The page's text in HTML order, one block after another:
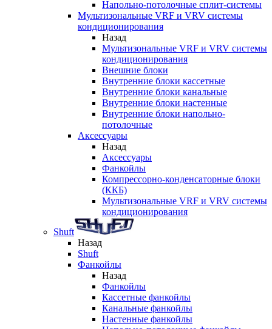
Напольно-потолочные сплит-системы
Мультизональные VRF и VRV системы
кондиционирования
Назад
Мультизональные VRF и VRV системы
кондиционирования
Внешние блоки
Внутренние блоки кассетные
Внутренние блоки канальные
Внутренние блоки настенные
Внутренние блоки напольно-
потолочные
Аксессуары
Назад
Аксессуары
Фанкойлы
Компрессорно-конденсаторные блоки
(ККБ)
Мультизональные VRF и VRV системы
кондиционирования
Shuft
Назад
Shuft
Фанкойлы
Назад
Фанкойлы
Кассетные фанкойлы
Канальные фанкойлы
Настенные фанкойлы